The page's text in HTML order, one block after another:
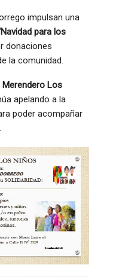
impulsan una
para los
donaciones
la comunidad.
Merendero Los
apelando a la
poder acompañar